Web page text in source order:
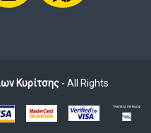
Κυρίτσης - All Rights